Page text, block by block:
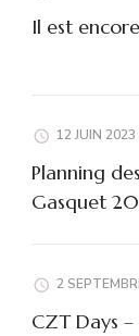
Il est
12 JUIN 2023
Planning
Gasquet
2
CZT Days